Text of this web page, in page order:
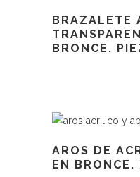
BRAZALETE
BRONCE.
AROS DE
EN